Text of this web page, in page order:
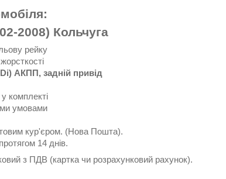
2008) Кольчуга
рейку
АКПП, задній привід
комплекті
умовами
кур'єром. (Нова Пошта).
14 днів.
з ПДВ (картка чи розрахунковий рахунок).